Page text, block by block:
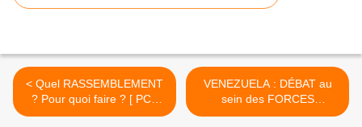
< Quel RASSEMBLEMENT
? Pour quoi faire ? [ PCF
section Ouest Biterrois ]
VENEZUELA : DÉBAT au
sein des FORCES
RÉVOLUTIONNAIRES : «